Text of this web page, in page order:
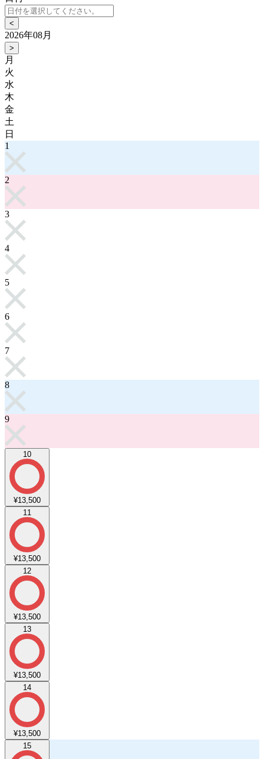
<
2026年08月
>
月
火
水
木
金
土
日
1
2
3
4
5
6
7
8
9
10
¥13,500
11
¥13,500
12
¥13,500
13
¥13,500
14
¥13,500
15